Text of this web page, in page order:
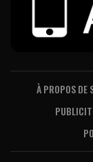
À PROPOS DE